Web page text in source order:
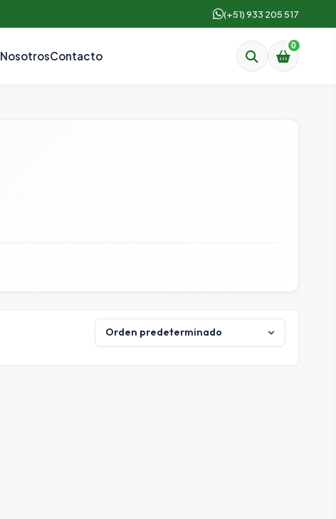
(+51) 933 205 517
NosotrosContacto
0